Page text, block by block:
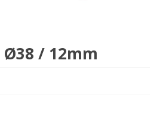
Ø38 / 12mm